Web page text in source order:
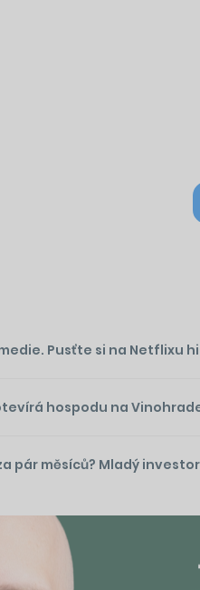
Pusťte si na Netflixu
hospodu na
pár měsíců? Mladý